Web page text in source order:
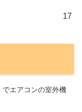
17
エアコンの室外機